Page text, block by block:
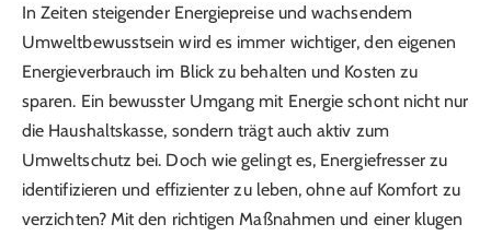
In Zeiten steigender Energiepreise und wachsendem
Umweltbewusstsein wird es immer wichtiger, den eigenen
Energieverbrauch im Blick zu behalten und Kosten zu
sparen. Ein bewusster Umgang mit Energie schont nicht nur
die Haushaltskasse, sondern trägt auch aktiv zum
Umweltschutz bei. Doch wie gelingt es, Energiefresser zu
identifizieren und effizienter zu leben, ohne auf Komfort zu
verzichten? Mit den richtigen Maßnahmen und einer klugen